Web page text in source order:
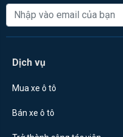
Dịch vụ
Mua xe ô tô
Bán xe ô tô